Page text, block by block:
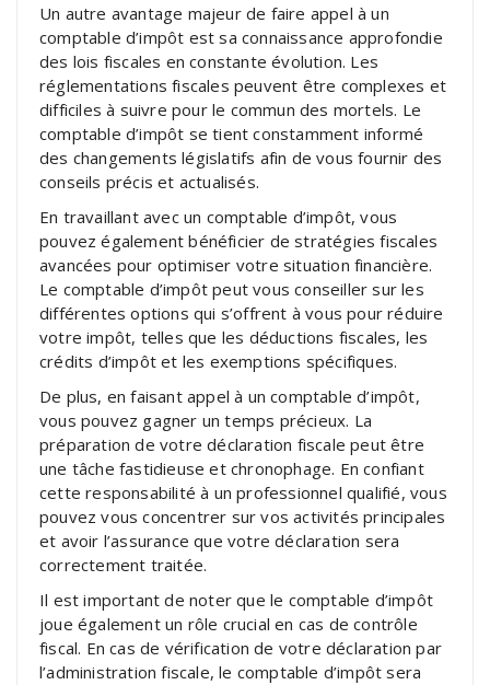
Un autre avantage majeur de faire appel à un
comptable d’impôt est sa connaissance approfondie
des lois fiscales en constante évolution. Les
réglementations fiscales peuvent être complexes et
difficiles à suivre pour le commun des mortels. Le
comptable d’impôt se tient constamment informé
des changements législatifs afin de vous fournir des
conseils précis et actualisés.
En travaillant avec un comptable d’impôt, vous
pouvez également bénéficier de stratégies fiscales
avancées pour optimiser votre situation financière.
Le comptable d’impôt peut vous conseiller sur les
différentes options qui s’offrent à vous pour réduire
votre impôt, telles que les déductions fiscales, les
crédits d’impôt et les exemptions spécifiques.
De plus, en faisant appel à un comptable d’impôt,
vous pouvez gagner un temps précieux. La
préparation de votre déclaration fiscale peut être
une tâche fastidieuse et chronophage. En confiant
cette responsabilité à un professionnel qualifié, vous
pouvez vous concentrer sur vos activités principales
et avoir l’assurance que votre déclaration sera
correctement traitée.
Il est important de noter que le comptable d’impôt
joue également un rôle crucial en cas de contrôle
fiscal. En cas de vérification de votre déclaration par
l’administration fiscale, le comptable d’impôt sera